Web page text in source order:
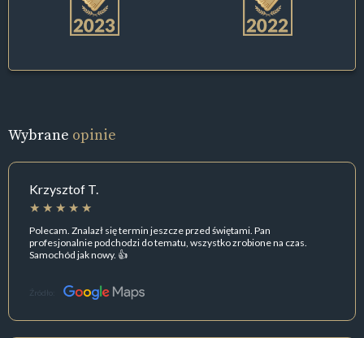
Wybrane opinie
Krzysztof T.
Polecam. Znalazł się termin jeszcze przed świętami. Pan
profesjonalnie podchodzi do tematu, wszystko zrobione na czas.
Samochód jak nowy. 👍
Źródło: